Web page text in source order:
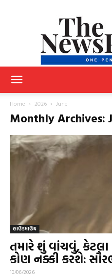
Home 2026 June
Monthly Archives:
લાઉડમાઉથ
તમારે શું વાંચવું,
કોણ નક્કી કરશે:
10/06/2026